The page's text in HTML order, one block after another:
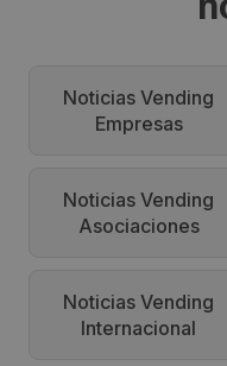
Noticias Vending
Empresas
Noticias Vending
Asociaciones
Noticias Vending
Internacional